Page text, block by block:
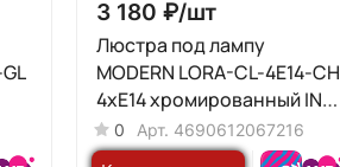
3 180 ₽/шт
Люстра под лампу
MODERN LORA-CL-4E14-CH
4хЕ14 хромированный IN
HOME
0 Арт. 4690612067216